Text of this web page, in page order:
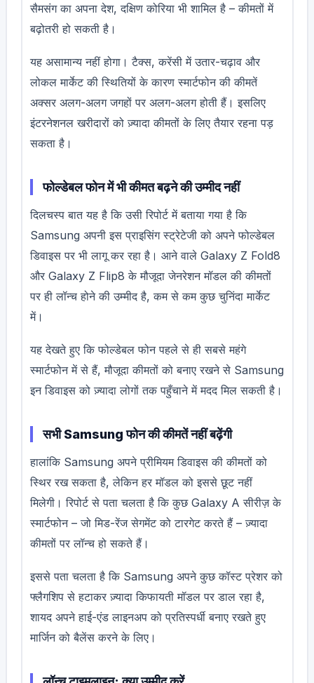
सैमसंग का अपना देश, दक्षिण कोरिया भी शामिल है – कीमतों में
बढ़ोतरी हो सकती है।
यह असामान्य नहीं होगा। टैक्स, करेंसी में उतार-चढ़ाव और
लोकल मार्केट की स्थितियों के कारण स्मार्टफोन की कीमतें
अक्सर अलग-अलग जगहों पर अलग-अलग होती हैं। इसलिए
इंटरनेशनल खरीदारों को ज़्यादा कीमतों के लिए तैयार रहना पड़
सकता है।
फोल्डेबल फोन में भी कीमत बढ़ने की उम्मीद नहीं
दिलचस्प बात यह है कि उसी रिपोर्ट में बताया गया है कि
Samsung अपनी इस प्राइसिंग स्ट्रेटेजी को अपने फोल्डेबल
डिवाइस पर भी लागू कर रहा है। आने वाले Galaxy Z Fold8
और Galaxy Z Flip8 के मौजूदा जेनरेशन मॉडल की कीमतों
पर ही लॉन्च होने की उम्मीद है, कम से कम कुछ चुनिंदा मार्केट
में।
यह देखते हुए कि फोल्डेबल फोन पहले से ही सबसे महंगे
स्मार्टफोन में से हैं, मौजूदा कीमतों को बनाए रखने से Samsung
इन डिवाइस को ज़्यादा लोगों तक पहुँचाने में मदद मिल सकती है।
सभी Samsung फोन की कीमतें नहीं बढ़ेंगी
हालांकि Samsung अपने प्रीमियम डिवाइस की कीमतों को
स्थिर रख सकता है, लेकिन हर मॉडल को इससे छूट नहीं
मिलेगी। रिपोर्ट से पता चलता है कि कुछ Galaxy A सीरीज़ के
स्मार्टफोन – जो मिड-रेंज सेगमेंट को टारगेट करते हैं – ज़्यादा
कीमतों पर लॉन्च हो सकते हैं।
इससे पता चलता है कि Samsung अपने कुछ कॉस्ट प्रेशर को
फ्लैगशिप से हटाकर ज़्यादा किफायती मॉडल पर डाल रहा है,
शायद अपने हाई-एंड लाइनअप को प्रतिस्पर्धी बनाए रखते हुए
मार्जिन को बैलेंस करने के लिए।